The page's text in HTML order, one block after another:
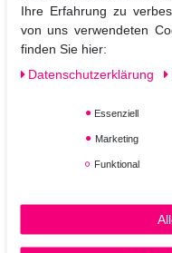
- Geeignet für
- Mit violetten Pigmenten
Nach dem Waschen
Längen und Spitzen
zu verteilen.
Ihre Erfahrung zu
von uns verwendeten
finden Sie hier:
Daten­schutz­erklärung
Essenziell
Marketing
Funktional